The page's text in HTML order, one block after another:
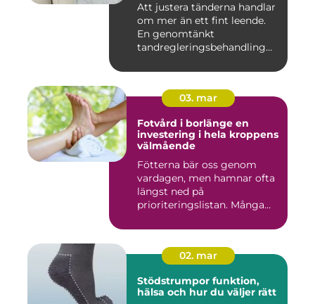
Att justera tänderna handlar
om mer än ett fint leende.
En genomtänkt
tandregleringsbehandling
03. mar
Fotvård i borlänge en
investering i hela kroppens
välmående
Fötterna bär oss genom
vardagen, men hamnar ofta
längst ned på
prioriteringslistan. Många
02. mar
Stödstrumpor funktion,
hälsa och hur du väljer rätt